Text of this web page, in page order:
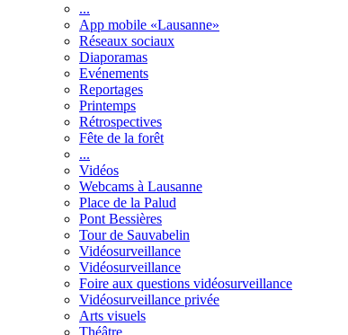
...
App mobile «Lausanne»
Réseaux sociaux
Diaporamas
Evénements
Reportages
Printemps
Rétrospectives
Fête de la forêt
...
Vidéos
Webcams à Lausanne
Place de la Palud
Pont Bessières
Tour de Sauvabelin
Vidéosurveillance
Vidéosurveillance
Foire aux questions vidéosurveillance
Vidéosurveillance privée
Arts visuels
Théâtre